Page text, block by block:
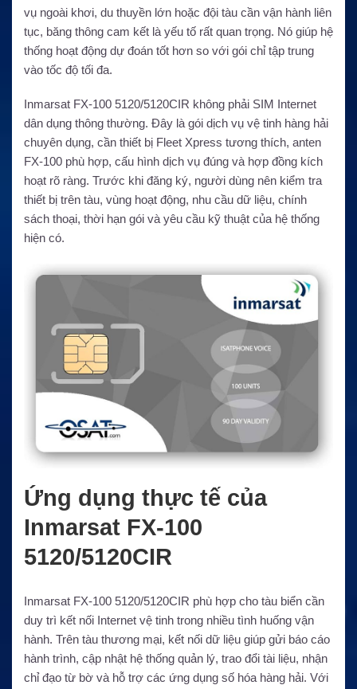
vụ ngoài khơi, du thuyền lớn hoặc đội tàu cần vận hành liên
tục, băng thông cam kết là yếu tố rất quan trọng. Nó giúp hệ
thống hoạt động dự đoán tốt hơn so với gói chỉ tập trung
vào tốc độ tối đa.
Inmarsat FX-100 5120/5120CIR không phải SIM Internet
dân dụng thông thường. Đây là gói dịch vụ vệ tinh hàng hải
chuyên dụng, cần thiết bị Fleet Xpress tương thích, anten
FX-100 phù hợp, cấu hình dịch vụ đúng và hợp đồng kích
hoạt rõ ràng. Trước khi đăng ký, người dùng nên kiểm tra
thiết bị trên tàu, vùng hoạt động, nhu cầu dữ liệu, chính
sách thoại, thời hạn gói và yêu cầu kỹ thuật của hệ thống
hiện có.
Ứng dụng thực tế của
Inmarsat FX-100
5120/5120CIR
Inmarsat FX-100 5120/5120CIR phù hợp cho tàu biển cần
duy trì kết nối Internet vệ tinh trong nhiều tình huống vận
hành. Trên tàu thương mại, kết nối dữ liệu giúp gửi báo cáo
hành trình, cập nhật hệ thống quản lý, trao đổi tài liệu, nhận
chỉ đạo từ bờ và hỗ trợ các ứng dụng số hóa hàng hải. Với